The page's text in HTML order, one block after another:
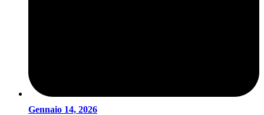
Gennaio 14, 2026